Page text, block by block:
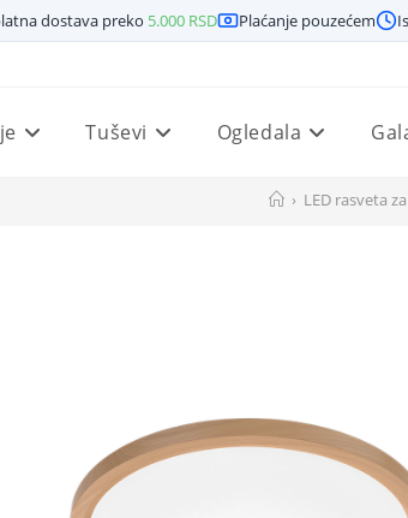
dostava preko 5.000 RSD Plaćanje pouzećem
Tuševi Ogledala
› LED rasveta